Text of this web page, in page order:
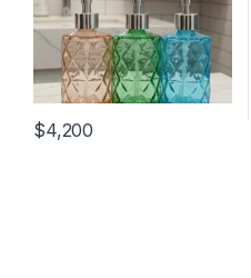
$4,200